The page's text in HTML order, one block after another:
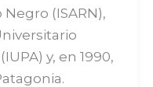
(ISARN),
y, en 1990,